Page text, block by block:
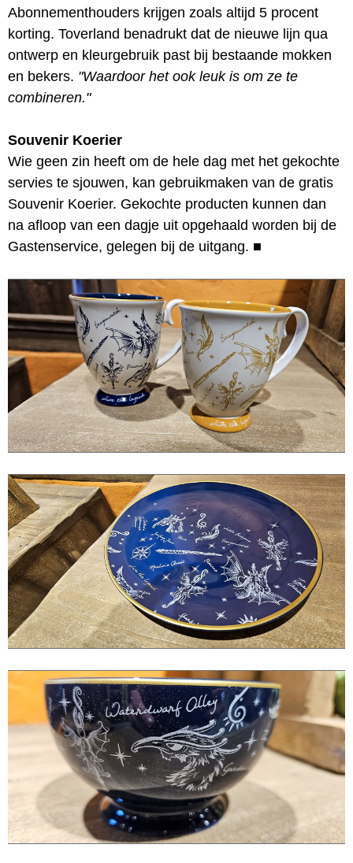
Abonnementhouders krijgen zoals altijd 5 procent
korting. Toverland benadrukt dat de nieuwe lijn qua
ontwerp en kleurgebruik past bij bestaande mokken
en bekers. "Waardoor het ook leuk is om ze te
combineren."
Souvenir Koerier
Wie geen zin heeft om de hele dag met het gekochte
servies te sjouwen, kan gebruikmaken van de gratis
Souvenir Koerier. Gekochte producten kunnen dan
na afloop van een dagje uit opgehaald worden bij de
Gastenservice, gelegen bij de uitgang. ■